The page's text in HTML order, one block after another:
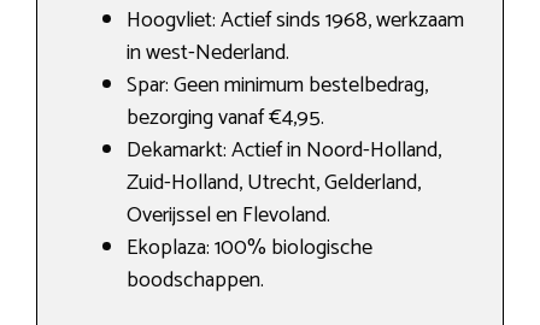
Hoogvliet: Actief sinds 1968, werkzaam
in west-Nederland.
Spar: Geen minimum bestelbedrag,
bezorging vanaf €4,95.
Dekamarkt: Actief in Noord-Holland,
Zuid-Holland, Utrecht, Gelderland,
Overijssel en Flevoland.
Ekoplaza: 100% biologische
boodschappen.